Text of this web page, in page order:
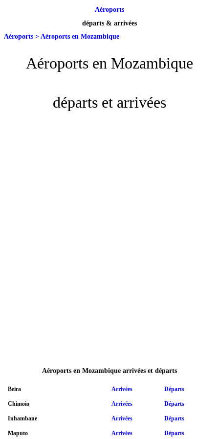
Aéroports
départs & arrivées
Aéroports > Aéroports en Mozambique
Aéroports en Mozambique
départs et arrivées
Aéroports en Mozambique arrivées et départs
Beira Arrivées Départs
Chimoio Arrivées Départs
Inhambane Arrivées Départs
Maputo Arrivées Départs